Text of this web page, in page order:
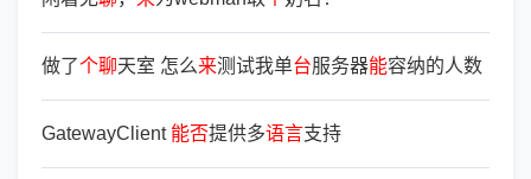
做了个聊天室 怎么来测试我单台服务器能容纳的人数
GatewayClient 能否提供多语言支持